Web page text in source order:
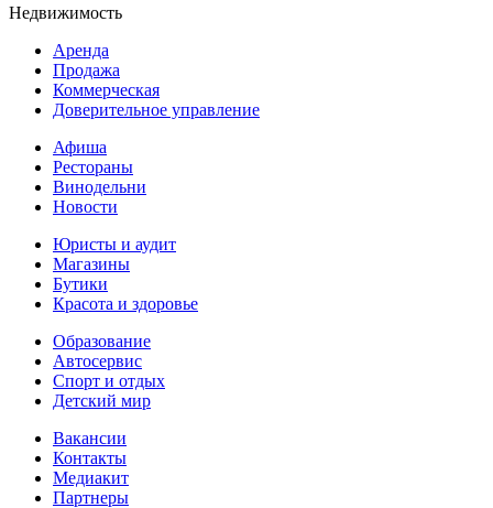
Недвижимость
Аренда
Продажа
Коммерческая
Доверительное управление
Афиша
Рестораны
Винодельни
Новости
Юристы и аудит
Магазины
Бутики
Красота и здоровье
Образование
Автосервис
Спорт и отдых
Детский мир
Вакансии
Контакты
Медиакит
Партнеры